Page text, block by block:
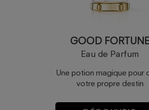
GOOD FORTUNE
Eau de Parfum
Une potion magique pour
votre propre destin